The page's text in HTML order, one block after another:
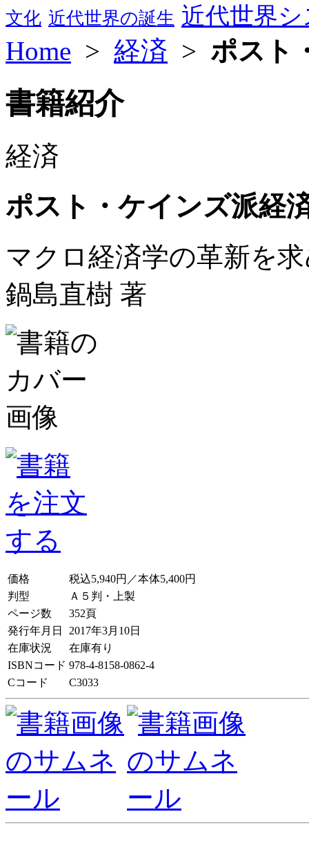
文化 近代世界の誕生 近代世界
Home > 経済 > ポスト
書籍紹介
経済
ポスト・ケインズ派経
マクロ経済学の革新を
鍋島直樹 著
価格
税込5,940円／本体5,400円
判型
Ａ５判・上製
ページ数
352頁
発行年月日
2017年3月10日
在庫状況
在庫有り
ISBNコード 978-4-8158-0862-4
Cコード
C3033